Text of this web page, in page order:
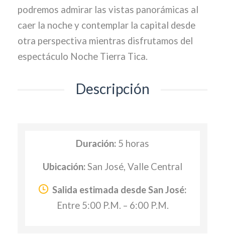
podremos admirar las vistas panorámicas al
caer la noche y contemplar la capital desde
otra perspectiva mientras disfrutamos del
espectáculo Noche Tierra Tica.
Descripción
Duración: 5 horas
Ubicación:San José, Valle Central
Salida estimada desde San José:
Entre 5:00 P.M. – 6:00 P.M.